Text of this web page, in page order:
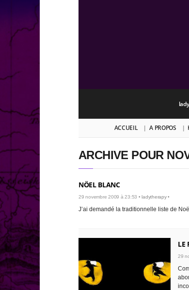
ACCUEIL A PROPOS
ARCHIVE POUR
NÖEL BLANC
29 novembre 2009 à 23:53 •ladytherapy•
J’ai demandé la traditionnelle liste de
LE
29